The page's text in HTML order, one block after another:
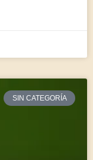
SIN CATEGORÍA